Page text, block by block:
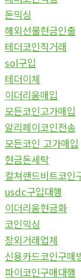
돈믹싱
해외선물현금인출
테더코인직거래
sol구입
테더이체
이더리움매입
모든코인고가매입
알리페이코인전송
모든코인 고가매입
현금돈세탁
컬쳐랜드비트코인
usdc구입대행
이더리움현금화
코인믹싱
장외거래업체
신용카드코인구매
파이코인구매대행